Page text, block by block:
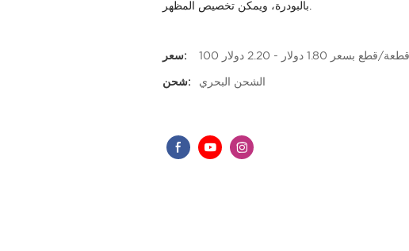
سعر: 100 قطعة/قطع بسعر 1.80 دولار - 2.20 دولار
شحن: الشحن البحري